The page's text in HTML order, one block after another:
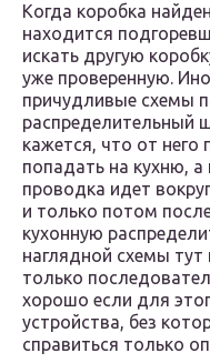
Когда коробка
находится
искать другую
уже проверенную.
причудливые схемы
распределительный
кажется, что от
попадать на кухню,
проводка идет
и только потом
кухонную
наглядной схемы тут
только
хорошо если для
устройства, без
справиться только